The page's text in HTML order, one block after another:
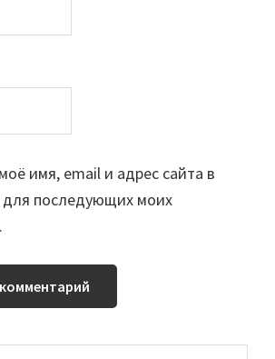
имя, email и адрес сайта в
для последующих моих